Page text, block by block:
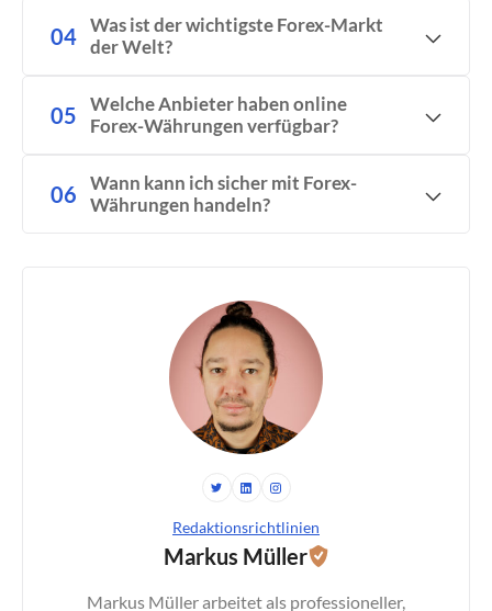
Was ist der wichtigste Forex-Markt
der Welt?
Welche Anbieter haben online
Forex-Währungen verfügbar?
Wann kann ich sicher mit Forex-
Währungen handeln?
Redaktionsrichtlinien
Markus Müller
Markus Müller arbeitet als professioneller,